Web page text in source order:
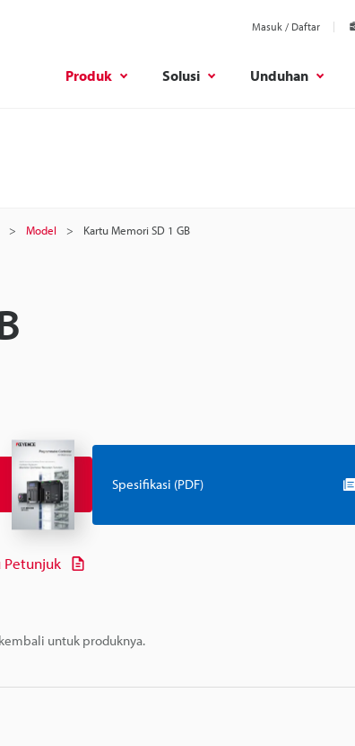
Masuk / Daftar
Produk Solusi Unduhan
Model Kartu Memori SD 1 GB
untuk produknya.
Spesifikasi (PDF)
Petunjuk